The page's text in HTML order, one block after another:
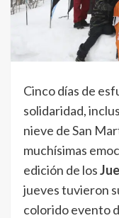
Cinco días de
solidaridad,
nieve de San
muchísimas
edición de los
jueves tuvieron
colorido evento